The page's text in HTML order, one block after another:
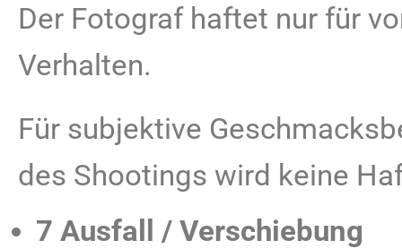
Der Fotograf haftet nur für
Verhalten.
Für subjektive
des Shootings wird keine
7 Ausfall / Verschiebung